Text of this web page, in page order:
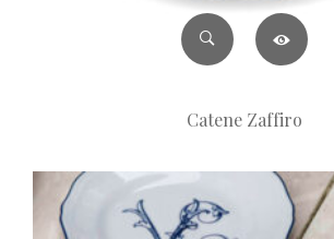
Catene Zaffiro